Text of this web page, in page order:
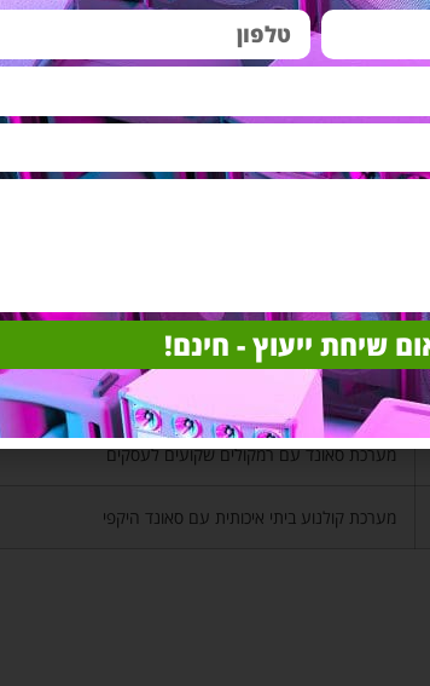
מערכת סאונד מקצועית לסטודיו לריקודים
מערכת סאונד מקצועית למסעדות ובתי קפה
מערכת שמע מקצועית לסטודיו וחדר כושר
מערכת סאונד עם רמקולים שקועים לעסקים
מערכת קולנוע ביתי איכותית עם סאונד היקפי
שיחת ייעוץ - חינם!